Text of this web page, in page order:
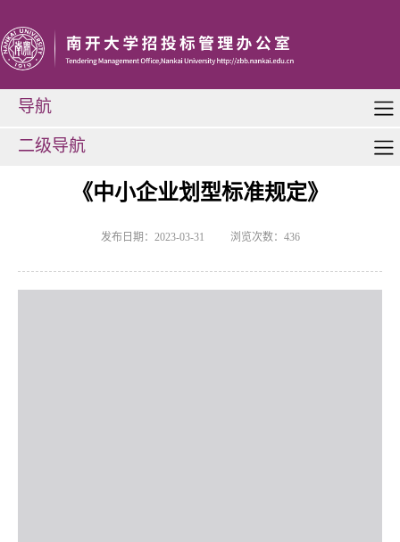
导航
二级导航
《中小企业划型标准规定》
发布日期：2023-03-31 浏览次数： 436